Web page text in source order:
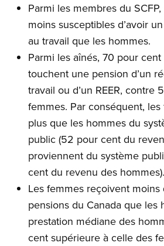
Parmi les membres du
moins susceptibles d’avoir
au travail que les hommes.
Parmi les aînés, 70 pour
touchent une pension d’un
travail ou d’un REER, contre
femmes. Par conséquent,
plus que les hommes du
public (52 pour cent du
proviennent du système
cent du revenu des hommes).
Les femmes reçoivent moins
pensions du Canada que les
prestation médiane des
cent supérieure à celle des